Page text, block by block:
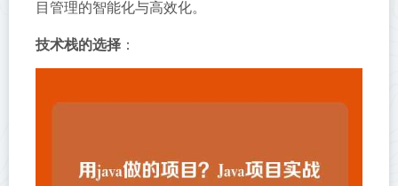
目管理的智能化与高效化。
技术栈的选择 ：